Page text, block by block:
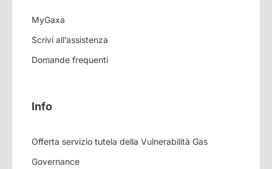
MyGaxa
Scrivi all’assistenza
Domande frequenti
Info
Offerta servizio tutela della Vulnerabilità Gas
Governance